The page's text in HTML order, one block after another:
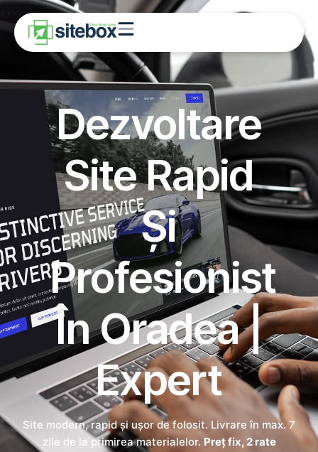
Dezvoltare
Site Rapid
Și
Profesionist
În Oradea |
Expert
Site modern, rapid și ușor de folosit. Livrare în max. 7
zile de la primirea materialelor. Preț fix, 2 rate